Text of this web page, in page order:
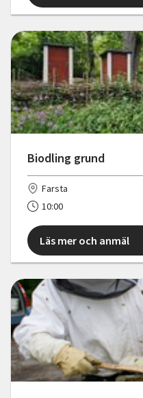
Biodling grund
Farsta
10:00
Läs mer och anmäl